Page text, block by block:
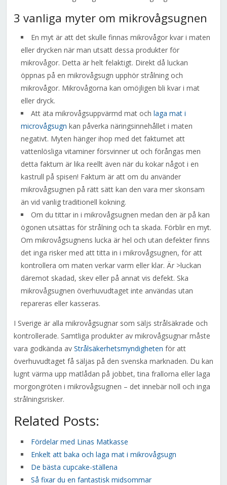
3 vanliga myter om mikrovågsugnen
En myt är att det skulle finnas mikrovågor kvar i maten
eller drycken när man utsatt dessa produkter för
mikrovågor. Detta är helt felaktigt. Direkt då luckan
öppnas på en mikrovågsugn upphör strålning och
mikrovågor. Mikrovågorna kan omöjligen bli kvar i mat
eller dryck.
Att äta mikrovågsuppvärmd mat och laga mat i
microvågsugn kan påverka näringsinnehållet i maten
negativt. Myten hänger ihop med det faktumet att
vattenlösliga vitaminer försvinner ut och förångas men
detta faktum är lika reellt även när du kokar något i en
kastrull på spisen! Faktum är att om du använder
mikrovågsugnen på rätt sätt kan den vara mer skonsam
än vid vanlig traditionell kokning.
Om du tittar in i mikrovågsugnen medan den är på kan
ögonen utsättas för strålning och ta skada. Förblir en myt.
Om mikrovågsugnens lucka är hel och utan defekter finns
det inga risker med att titta in i mikrovågsugnen, för att
kontrollera om maten verkar varm eller klar. Är >luckan
däremot skadad, skev eller på annat vis defekt. Ska
mikrovågsugnen överhuvudtaget inte användas utan
repareras eller kasseras.
I Sverige är alla mikrovågsugnar som säljs strålsäkrade och
kontrollerade. Samtliga produkter av mikrovågsugnar måste
vara godkända av Strålsäkerhetsmyndigheten för att
överhuvudtaget få säljas på den svenska marknaden. Du kan
lugnt värma upp matlådan på jobbet, tina frallorna eller laga
morgongröten i mikrovågsugnen – det innebär noll och inga
strålningsrisker.
Related Posts:
Fördelar med Linas Matkasse
Enkelt att baka och laga mat i mikrovågsugn
De bästa cupcake-ställena
Så fixar du en fantastisk midsommar